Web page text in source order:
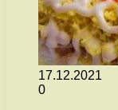
17.12.2021
0